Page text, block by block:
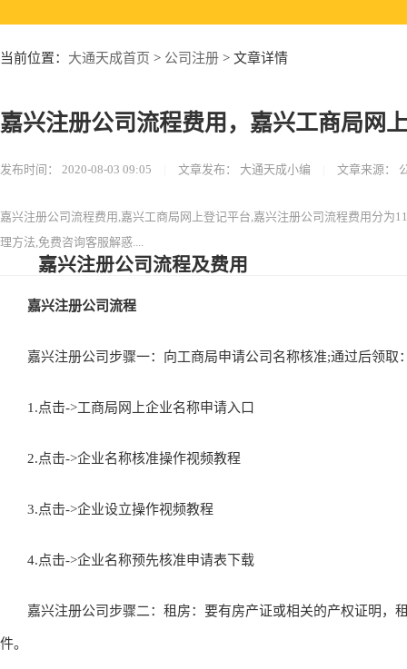
当前位置： 大通天成首页 > 公司注册 > 文章详情
嘉兴注册公司流程费用，嘉兴工商局网
发布时间： 2020-08-03 09:05 文章发布： 大通天成小编 文章来源：
嘉兴注册公司流程费用,嘉兴工商局网上登记平台,嘉兴注册公司流程费用分为
理方法,免费咨询客服解惑....
嘉兴注册公司流程及费用
嘉兴注册公司流程
嘉兴注册公司步骤一：向工商局申请公司名称核准;通过后领取
1.点击->工商局网上企业名称申请入口
2.点击->企业名称核准操作视频教程
3.点击->企业设立操作视频教程
4.点击->企业名称预先核准申请表下载
嘉兴注册公司步骤二：租房：要有房产证或相关的产权证明，
件。